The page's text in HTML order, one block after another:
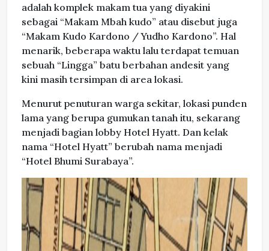
adalah komplek makam tua yang diyakini
sebagai “Makam Mbah kudo” atau disebut juga
“Makam Kudo Kardono / Yudho Kardono”. Hal
menarik, beberapa waktu lalu terdapat temuan
sebuah “Lingga” batu berbahan andesit yang
kini masih tersimpan di area lokasi.
Menurut penuturan warga sekitar, lokasi punden
lama yang berupa gumukan tanah itu, sekarang
menjadi bagian lobby Hotel Hyatt. Dan kelak
nama “Hotel Hyatt” berubah nama menjadi
“Hotel Bhumi Surabaya”.